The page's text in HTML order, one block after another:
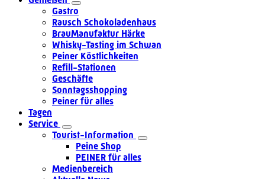
Gastro
Rausch Schokoladenhaus
BrauManufaktur Härke
Whisky-Tasting im Schwan
Peiner Köstlichkeiten
Refill-Stationen
Geschäfte
Sonntagsshopping
Peiner für alles
Tagen
Service
Tourist-Information
Peine Shop
PEINER für alles
Medienbereich